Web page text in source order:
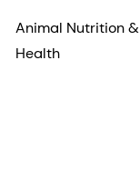
Animal Nutrition &
Health